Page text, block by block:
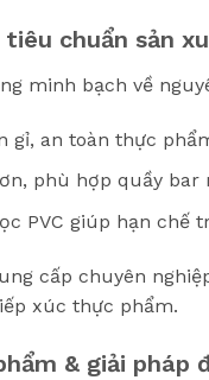
tiêu chuẩn sản
minh bạch về
gỉ, an toàn thực
phù hợp quầy
PVC giúp hạn chế
cấp chuyên
xúc thực phẩm.
& giải pháp